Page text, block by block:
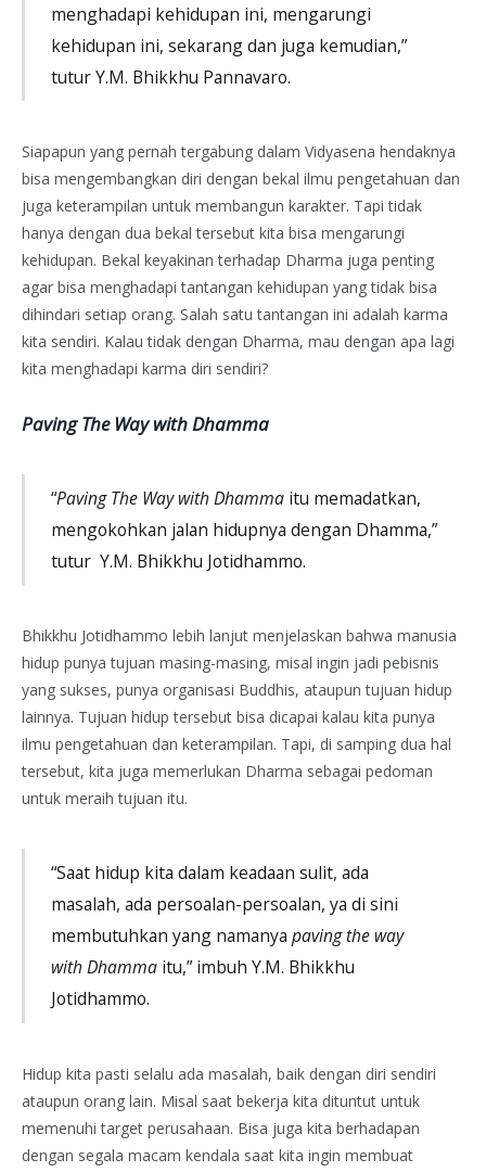
menghadapi kehidupan ini, mengarungi
kehidupan ini, sekarang dan juga kemudian,”
tutur Y.M. Bhikkhu Pannavaro.
Siapapun yang pernah tergabung dalam Vidyasena hendaknya
bisa mengembangkan diri dengan bekal ilmu pengetahuan dan
juga keterampilan untuk membangun karakter. Tapi tidak
hanya dengan dua bekal tersebut kita bisa mengarungi
kehidupan. Bekal keyakinan terhadap Dharma juga penting
agar bisa menghadapi tantangan kehidupan yang tidak bisa
dihindari setiap orang. Salah satu tantangan ini adalah karma
kita sendiri. Kalau tidak dengan Dharma, mau dengan apa lagi
kita menghadapi karma diri sendiri?
Paving The Way with Dhamma
“Paving The Way with Dhammaitu memadatkan,
mengokohkan jalan hidupnya dengan Dhamma,”
tutur Y.M. Bhikkhu Jotidhammo.
Bhikkhu Jotidhammo lebih lanjut menjelaskan bahwa manusia
hidup punya tujuan masing-masing, misal ingin jadi pebisnis
yang sukses, punya organisasi Buddhis, ataupun tujuan hidup
lainnya. Tujuan hidup tersebut bisa dicapai kalau kita punya
ilmu pengetahuan dan keterampilan. Tapi, di samping dua hal
tersebut, kita juga memerlukan Dharma sebagai pedoman
untuk meraih tujuan itu.
“Saat hidup kita dalam keadaan sulit, ada
masalah, ada persoalan-persoalan, ya di sini
membutuhkan yang namanya paving the way
with Dhammaitu,” imbuh Y.M. Bhikkhu
Jotidhammo.
Hidup kita pasti selalu ada masalah, baik dengan diri sendiri
ataupun orang lain. Misal saat bekerja kita dituntut untuk
memenuhi target perusahaan. Bisa juga kita berhadapan
dengan segala macam kendala saat kita ingin membuat